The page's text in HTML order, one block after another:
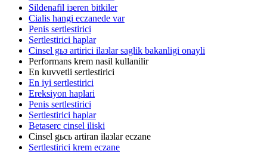
Sildenafil iзeren bitkiler
Cialis hangi eczanede var
Penis sertlestirici
Sertlestirici haplar
Cinsel gьз artirici ilaзlar saglik bakanligi onayli
Performans krem nasil kullanilir
En kuvvetli sertlestirici
En iyi sertlestirici
Ereksiyon haplari
Penis sertlestirici
Sertlestirici haplar
Betaserc cinsel iliski
Cinsel gьcь artiran ilaзlar eczane
Sertlestirici krem eczane